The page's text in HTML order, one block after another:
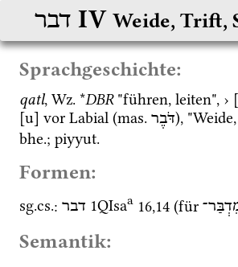
דבר ‎ IV Weide, Trift,
Sprachgeschichte:
qatl, Wz. *DBR "führen, leiten", ›
[u] vor Labial (mas. דֹּבֶר
bhe.; piyyut.
Formen:
sg.cs.: דבר 1QIsaa 16,14 (für
Semantik: